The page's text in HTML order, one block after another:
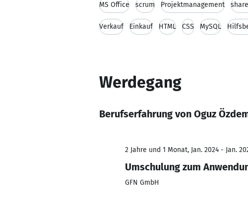
MS Office scrum Projektmanagement
Verkauf Einkauf HTML CSS MySQL
Werdegang
Berufserfahrung von Oguz
2 Jahre und 1 Monat, Jan. 2024 - Jan.
Umschulung zum
GFN GmbH